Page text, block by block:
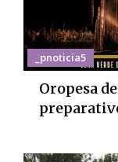
_pnoticia5
Oropesa